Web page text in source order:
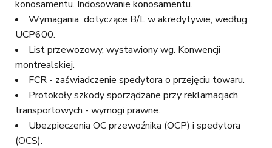
konosamentu. Indosowanie konosamentu.
Wymagania dotyczące B/L w akredytywie, według
UCP600.
List przewozowy, wystawiony wg. Konwencji
montrealskiej.
FCR - zaświadczenie spedytora o przejęciu towaru.
Protokoły szkody sporządzane przy reklamacjach
transportowych - wymogi prawne.
Ubezpieczenia OC przewoźnika (OCP) i spedytora
(OCS).